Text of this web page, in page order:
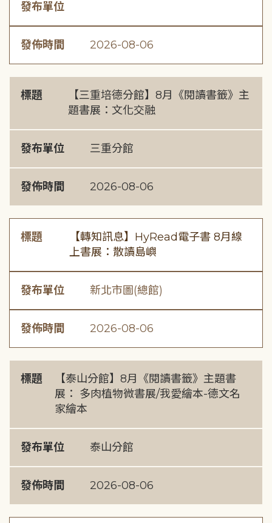
發布單位
發佈時間 2026-08-06
標題
【三重培德分館】8月《閱讀書籤》主
題書展：文化交融
發布單位 三重分館
發佈時間 2026-08-06
標題
【轉知訊息】HyRead電子書 8月線
上書展：散讀島嶼
發布單位 新北市圖(總館)
發佈時間 2026-08-06
標題
【泰山分館】8月《閱讀書籤》主題書
展： 多肉植物微書展/我愛繪本-德文名
家繪本
發布單位 泰山分館
發佈時間 2026-08-06